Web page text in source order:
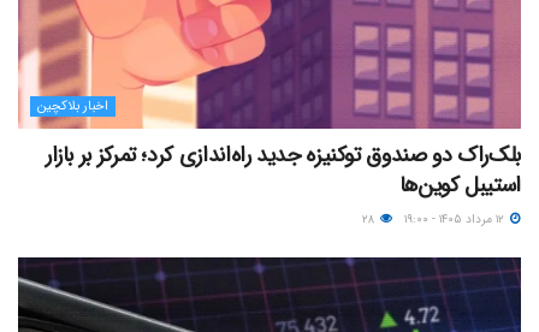
اخبار بلاکچین
بلک‌راک دو صندوق توکنیزه جدید راه‌اندازی کرد؛ تمرکز بر بازار
استیبل کوین‌ها